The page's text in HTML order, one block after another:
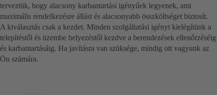
terveztük, hogy alacsony karbantartási igényűek legyenek, ami
maximális rendelkezésre állást és alacsonyabb összköltséget biztosít.
A kiválasztás csak a kezdet. Minden szolgáltatási igényt kielégítünk a
telepítéstől és üzembe helyezéstől kezdve a berendezések ellenőrzéséig
és karbantartásáig. Ha javításra van szüksége, mindig ott vagyunk az
Ön számára.